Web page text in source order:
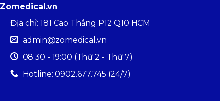
Zomedical.vn
Địa chỉ: 181 Cao Thắng P12 Q10 HCM
admin@zomedical.vn
08:30 - 19:00 (Thứ 2 - Thứ 7)
Hotline: 0902.677.745 (24/7)